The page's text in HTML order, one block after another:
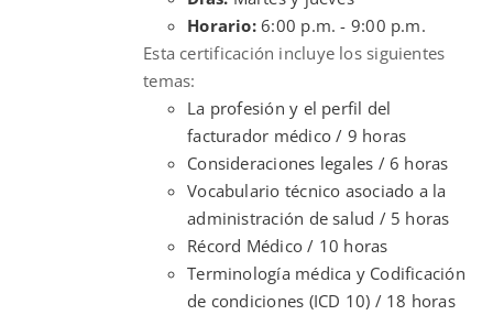
Horario:6:00 p.m. - 9:00 p.m.
Esta certificación incluye los siguientes
temas:
La profesión y el perfil del
facturador médico / 9 horas
Consideraciones legales / 6 horas
Vocabulario técnico asociado a la
administración de salud / 5 horas
Récord Médico / 10 horas
Terminología médica y Codificación
de condiciones (ICD 10) / 18 horas